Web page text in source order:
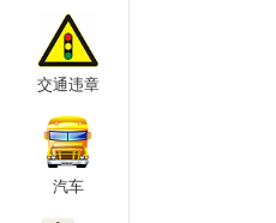
交通违章
汽车